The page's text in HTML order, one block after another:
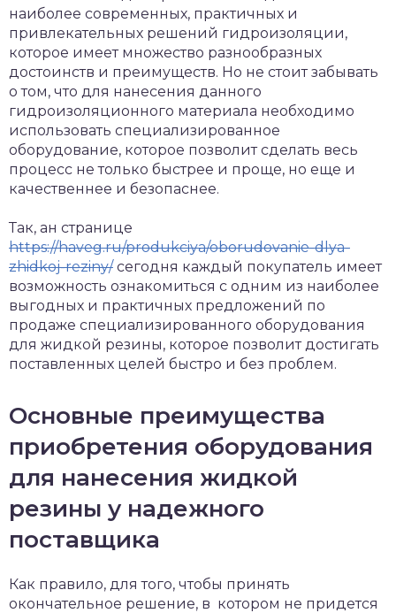
наиболее современных, практичных и
привлекательных решений гидроизоляции,
которое имеет множество разнообразных
достоинств и преимуществ. Но не стоит забывать
о том, что для нанесения данного
гидроизоляционного материала необходимо
использовать специализированное
оборудование, которое позволит сделать весь
процесс не только быстрее и проще, но еще и
качественнее и безопаснее.
Так, ан странице
https://haveg.ru/produkciya/oborudovanie-dlya-
zhidkoj-reziny/сегодня каждый покупатель имеет
возможность ознакомиться с одним из наиболее
выгодных и практичных предложений по
продаже специализированного оборудования
для жидкой резины, которое позволит достигать
поставленных целей быстро и без проблем.
Основные преимущества
приобретения оборудования
для нанесения жидкой
резины у надежного
поставщика
Как правило, для того, чтобы принять
окончательное решение, в котором не придется